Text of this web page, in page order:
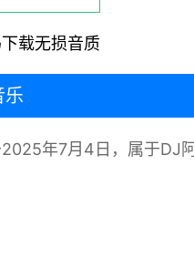
载无损音质
乐
年7月4日，属于DJ